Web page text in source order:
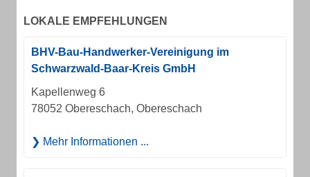
LOKALE EMPFEHLUNGEN
BHV-Bau-Handwerker-Vereinigung im
Schwarzwald-Baar-Kreis GmbH
Kapellenweg 6
78052 Obereschach, Obereschach
Mehr Informationen ...